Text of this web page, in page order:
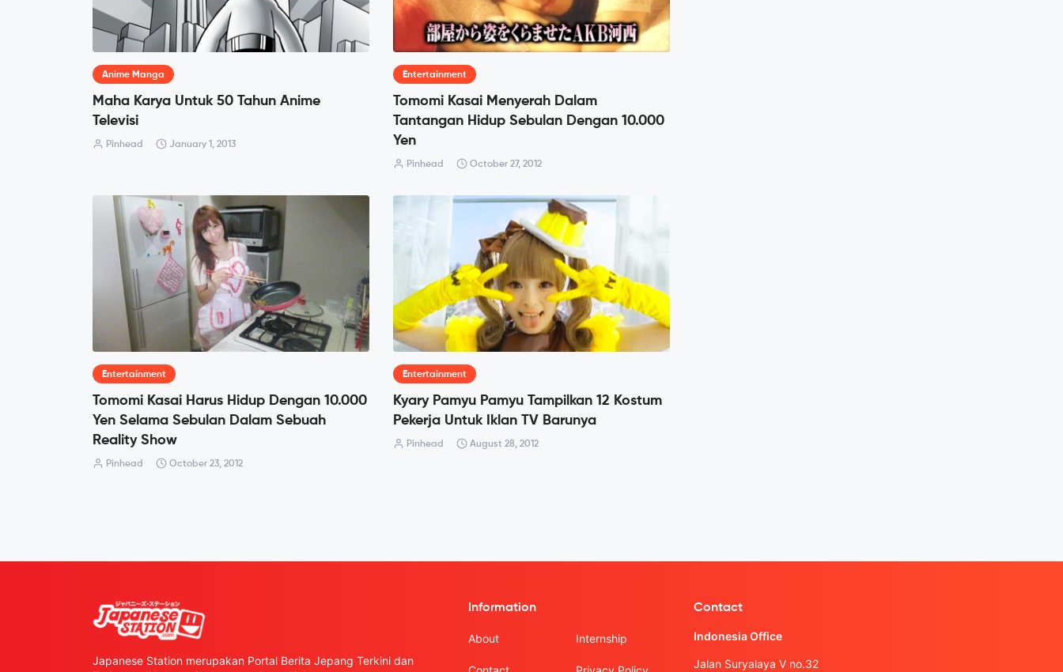
Anime Manga
Maha Karya Untuk 50 Tahun Anime
Televisi
Pinhead January 1, 2013
Entertainment
Tomomi Kasai Menyerah Dalam
Tantangan Hidup Sebulan Dengan 10.000
Yen
Pinhead October 27, 2012
Entertainment
Tomomi Kasai Harus Hidup Dengan 10.000
Yen Selama Sebulan Dalam Sebuah
Reality Show
Pinhead October 23, 2012
Entertainment
Kyary Pamyu Pamyu Tampilkan 12 Kostum
Pekerja Untuk Iklan TV Barunya
Pinhead August 28, 2012
Japanese Station merupakan Portal Berita Jepang Terkini dan
Information
About Internship
Contact
Indonesia Office
Jalan Suryalaya V no.32